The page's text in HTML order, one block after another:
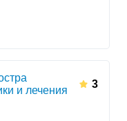
и лечения
3